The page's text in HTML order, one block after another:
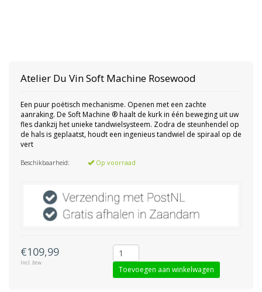
Atelier Du Vin Soft Machine Rosewood
Een puur poëtisch mechanisme. Openen met een zachte
aanraking. De Soft Machine ® haalt de kurk in één beweging uit uw
fles dankzij het unieke tandwielsysteem. Zodra de steunhendel op
de hals is geplaatst, houdt een ingenieus tandwiel de spiraal op de
vert
Beschikbaarheid: Op voorraad
€109,99
Incl. btw
Toevoegen aan winkelwagen